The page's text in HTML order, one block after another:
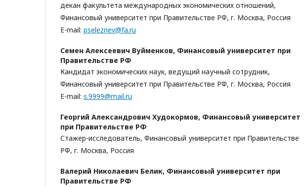
декан факультета международных экономических отношений,
Финансовый университет при Правительстве РФ, г. Москва, Россия
E-mail: pseleznev@fa.ru
Семен Алексеевич Вуйменков, Финансовый университет при
Правительстве РФ
Кандидат экономических наук, ведущий научный сотрудник,
Финансовый университет при Правительстве РФ, г. Москва, Россия
E-mail: s.9999@mail.ru
Георгий Александрович Худокормов, Финансовый университет
при Правительстве РФ
Стажер-исследователь, Финансовый университет при Правительстве
РФ, г. Москва, Россия
Валерий Николаевич Белик, Финансовый университет при
Правительстве РФ